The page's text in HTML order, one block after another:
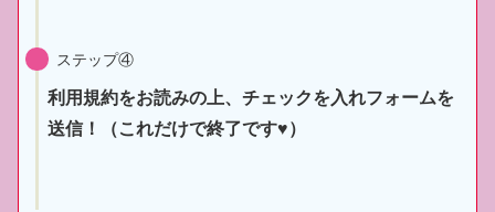
ステップ④
利用規約をお読みの上、チェックを入れフォームを
送信！（これだけで終了です♥）